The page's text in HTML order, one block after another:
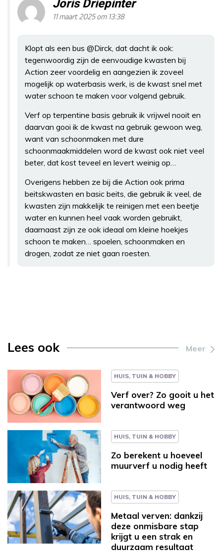
Joris Driepinter
11 maart 2025 om 13:38
Klopt als een bus @Dirck, dat dacht ik ook:
tegenwoordig zijn de eenvoudige kwasten bij
Action zeer voordelig en aangezien ik zoveel
mogelijk op waterbasis werk, is de kwast snel met
water schoon te maken voor volgend gebruik.
Verf op terpentine basis gebruik ik vrijwel nooit en
daarvan gooi ik de kwast na gebruik gewoon weg,
want van schoonmaken met dure
schoonmaakmiddelen word de kwast ook niet veel
beter, dat kost teveel en levert weinig op…
Overigens hebben ze bij die Action ook prima
beitskwasten en basic beits, die gebruik ik veel, de
kwasten zijn makkelijk te reinigen met een beetje
water en kunnen heel vaak worden gebruikt,
daarnaast zijn ze ook ideaal om kleine hoekjes
schoon te maken… spoelen, schoonmaken en
drogen, zodat ze niet gaan roesten.
Lees ook Meer
HUIS, TUIN & HOBBY
Verf over? Zo gooit u het
verantwoord weg
HUIS, TUIN & HOBBY
Zo berekent u hoeveel
muurverf u nodig heeft
HUIS, TUIN & HOBBY
Metaal verven: dankzij
deze onmisbare stap
krijgt u een strak en
duurzaam resultaat